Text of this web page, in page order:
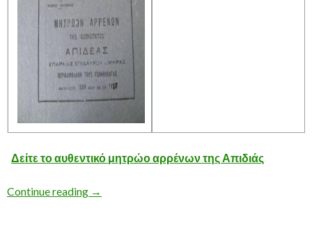
Δείτε το αυθεντικό μητρώο αρρένων της Απιδιάς
Continue reading Το Μητρώο Αρρένων της ΑΠΙΔΙΑΣ
→